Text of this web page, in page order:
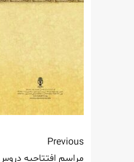
Previous
مراسم افتتاحیه